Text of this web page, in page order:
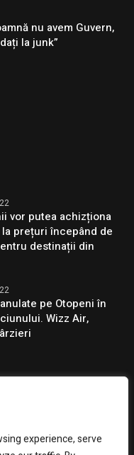
experience, serve
nu avem Guvern,
la junk”
vor putea achizționa
prețuri începând de
destinații din
pe Otopeni în
Wizz Air,